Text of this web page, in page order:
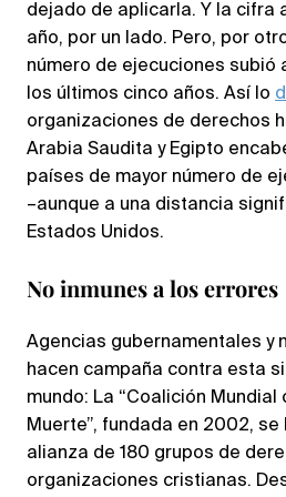
dejado de aplicarla. Y la cifra
año, por un lado. Pero, por
número de ejecuciones subió
los últimos cinco años. Así lo
organizaciones de derechos
Arabia Saudita y Egipto
países de mayor número de
–aunque a una distancia
Estados Unidos.
No inmunes a los errores
Agencias gubernamentales y
hacen campaña contra esta
mundo: La “Coalición Mundial
Muerte”, fundada en 2002, se
alianza de 180 grupos de
organizaciones cristianas.